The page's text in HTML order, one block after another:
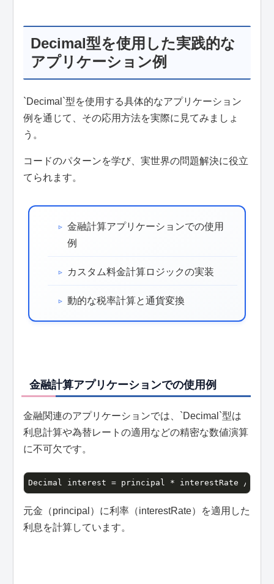
Decimal型を使用した実践的な
アプリケーション例
`Decimal`型を使用する具体的なアプリケーション
例を通じて、その応用方法を実際に見てみましょ
う。
コードのパターンを学び、実世界の問題解決に役立
てられます。
金融計算アプリケーションでの使用
例
カスタム料金計算ロジックの実装
動的な税率計算と通貨変換
金融計算アプリケーションでの使用例
金融関連のアプリケーションでは、`Decimal`型は
利息計算や為替レートの適用などの精密な数値演算
に不可欠です。
Decimal interest = principal * interestRate /
元金（principal）に利率（interestRate）を適用した
利息を計算しています。